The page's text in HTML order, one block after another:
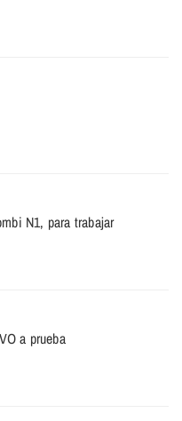
N1, para trabajar
a prueba